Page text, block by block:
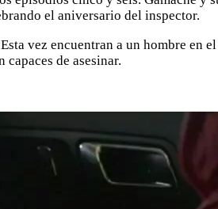
el aniversario del inspector.
vez encuentran a un hombre en
de asesinar.